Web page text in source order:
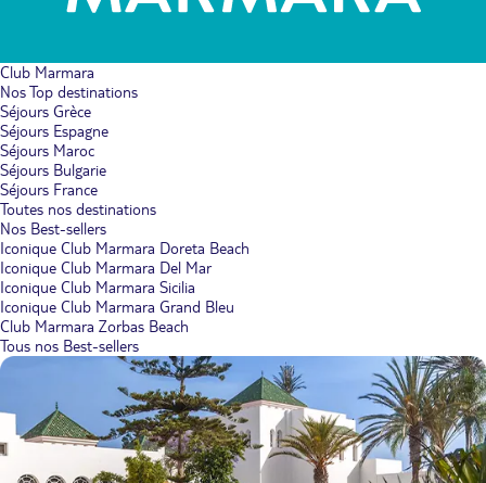
Club Marmara
Nos Top destinations
Séjours Grèce
Séjours Espagne
Séjours Maroc
Séjours Bulgarie
Séjours France
Toutes nos destinations
Nos Best-sellers
Iconique Club Marmara Doreta Beach
Iconique Club Marmara Del Mar
Iconique Club Marmara Sicilia
Iconique Club Marmara Grand Bleu
Club Marmara Zorbas Beach
Tous nos Best-sellers